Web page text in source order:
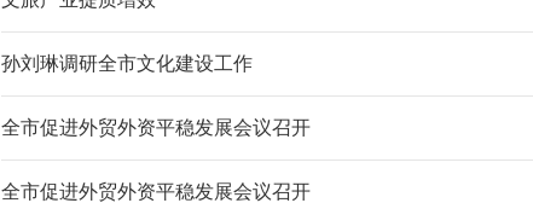
孙刘琳调研全市文化建设工作
全市促进外贸外资平稳发展会议召开
全市促进外贸外资平稳发展会议召开